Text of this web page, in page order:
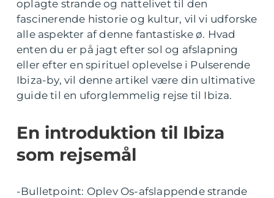
oplagte strande og nattelivet til den
fascinerende historie og kultur, vil vi udforske
alle aspekter af denne fantastiske ø. Hvad
enten du er på jagt efter sol og afslapning
eller efter en spirituel oplevelse i Pulserende
Ibiza-by, vil denne artikel være din ultimative
guide til en uforglemmelig rejse til Ibiza.
En introduktion til Ibiza
som rejsemål
-Bulletpoint: Oplev Os-afslappende strande